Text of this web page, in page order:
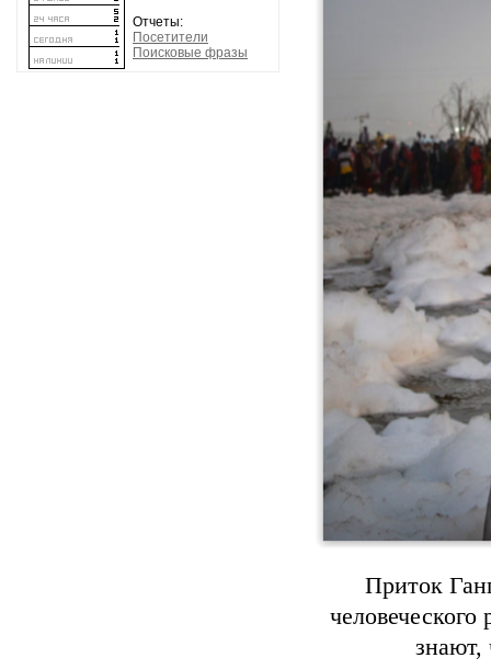
Отчеты:
Посетители
Поисковые фразы
Приток
знают,